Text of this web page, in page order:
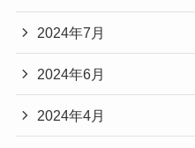
2024年7月
2024年6月
2024年4月